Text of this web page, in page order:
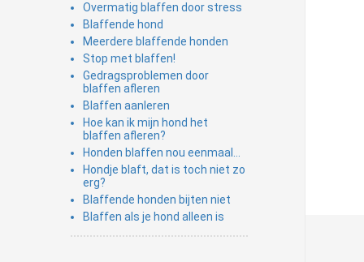
Overmatig blaffen door stress
Blaffende hond
Meerdere blaffende honden
Stop met blaffen!
Gedragsproblemen door
blaffen afleren
Blaffen aanleren
Hoe kan ik mijn hond het
blaffen afleren?
Honden blaffen nou eenmaal…
Hondje blaft, dat is toch niet zo
erg?
Blaffende honden bijten niet
Blaffen als je hond alleen is